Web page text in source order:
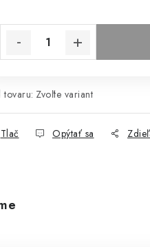
tovaru: Zvoľte variant
Tlač Opýtať sa